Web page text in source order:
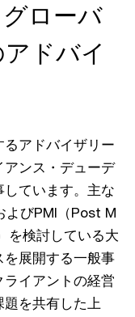
ローバ
ドバイ
アドバイザリー
ンス・デューデ
しています。主な
よびPMI（Post M
を検討している大
展開する一般事
イアントの経営
題を共有した上